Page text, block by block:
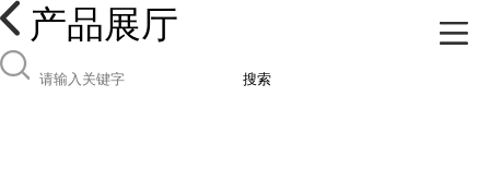
产品展厅
搜索